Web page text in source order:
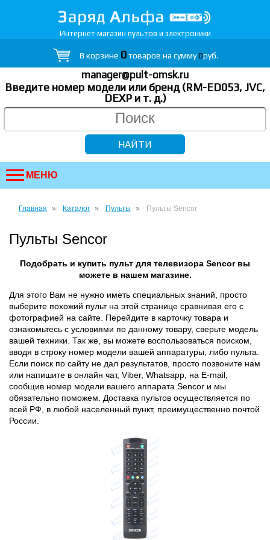
Интернет магазин пультов и электроники
В корзине 0товаров на сумму0руб.
manager@pult-omsk.ru
Введите номер модели или бренд (RM-ED053, JVC,
DEXP и т. д.)
МЕНЮ
Главная Каталог Пульты Пульты Sencor
Пульты Sencor
Подобрать и купить пульт для телевизора Sencor вы
можете в нашем магазине.
Для этого Вам не нужно иметь специальных знаний, просто
выберите похожий пульт на этой странице сравнивая его с
фотографией на сайте. Перейдите в карточку товара и
ознакомьтесь с условиями по данному товару, сверьте модель
вашей техники. Так же, вы можете воспользоваться поиском,
вводя в строку номер модели вашей аппаратуры, либо пульта.
Если поиск по сайту не дал результатов, просто позвоните нам
или напишите в онлайн чат, Viber, Whatsapp, на E-mail,
сообщив номер модели вашего аппарата Sencor и мы
обязательно поможем. Доставка пультов осуществляется по
всей РФ, в любой населенный пункт, преимущественно почтой
России.